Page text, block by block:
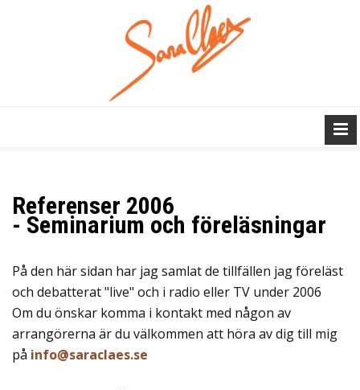
Referenser 2006
- Seminarium och föreläsningar
På den här sidan har jag samlat de tillfällen jag föreläst
och debatterat "live" och i radio eller TV under 2006
Om du önskar komma i kontakt med någon av
arrangörerna är du välkommen att höra av dig till mig
på info@saraclaes.se